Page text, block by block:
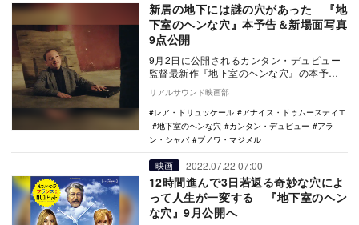
新居の地下には謎の穴があった 『地
下室のヘンな穴』本予告＆新場面写真
9点公開
9月2日に公開されるカンタン・デュピュー
監督最新作『地下室のヘンな穴』の本予告
と新場面写真が公開された。 本作は、新
居の地下…
リアルサウンド映画部
レア・ドリュッケール
アナイス・ドゥムースティエ
地下室のヘンな穴
カンタン・デュピュー
アラ
ン・シャバ
ブノワ・マジメル
映画 2022.07.22 07:00
12時間進んで3日若返る奇妙な穴によ
って人生が一変する 『地下室のヘン
な穴』9月公開へ